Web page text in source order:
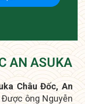
AN ASUKA
Châu Đốc, An
Được ông Nguyễn